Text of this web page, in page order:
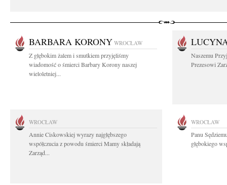
BARBARA KORONY WROCŁAW
Z głębokim żalem i smutkiem przyjęliśmy
wiadomość o śmierci Barbary Korony naszej
wieloletniej...
Naszemu
Prezesowi
WROCŁAW
Annie Ciskowskiej wyrazy najgłębszego
współczucia z powodu śmierci Mamy składają
Zarząd...
WROCŁAW
Panu
głębokiego